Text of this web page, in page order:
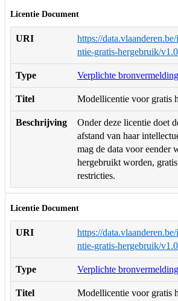
Licentie Document
URI
https://
ntie-gratis-hergebruik/v1.0
Type Verplichte bronvermelding
Titel Modellicentie voor gratis
Beschrijving
Onder deze licentie doet
afstand van haar
mag de data voor eender
hergebruikt worden,
restricties.
Licentie Document
URI
https://
ntie-gratis-hergebruik/v1.0
Type Verplichte bronvermelding
Titel Modellicentie voor gratis